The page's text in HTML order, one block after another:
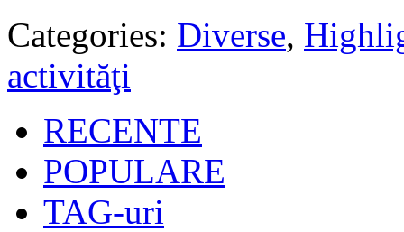
Categories: Diverse,
activităţi
RECENTE
POPULARE
TAG-uri